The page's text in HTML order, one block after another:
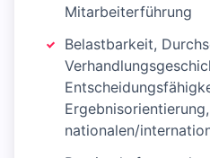
Mitarbeiterführung
Belastbarkeit,
nationalen/